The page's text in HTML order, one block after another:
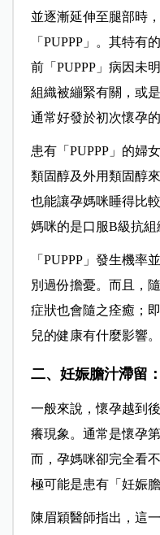
並逐漸延伸至腿部時
「PUPPP」。其特有
前「PUPPP」病因未
組織被繃緊有關，或
通常好發於初次懷孕的
患有「PUPPP」的婦
類固醇及外用類固醇
也能讓孕媽咪睡得比
媽咪的是口服B級抗組
「PUPPP」發生機
別過份擔憂。而且，
症狀也會隨之痊癒；
兒的健康有什麼影響。
二、妊娠膽汁滯留：
一般來說，懷孕越到
癢現象。通常是懷孕
而，孕媽咪卻完全看
極可能是患有「妊娠
陳眉穎醫師指出，這